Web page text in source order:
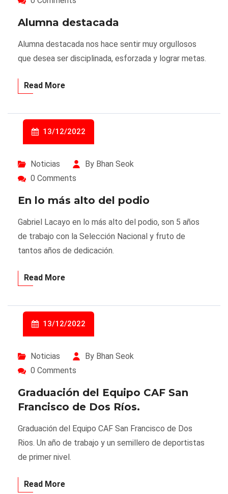
Alumna destacada
Alumna destacada nos hace sentir muy orgullosos
que desea ser disciplinada, esforzada y lograr metas.
Read More
13/12/2022
Noticias
By Bhan Seok
0 Comments
En lo más alto del podio
Gabriel Lacayo en lo más alto del podio, son 5 años
de trabajo con la Selección Nacional y fruto de
tantos años de dedicación.
Read More
13/12/2022
Noticias
By Bhan Seok
0 Comments
Graduación del Equipo CAF San
Francisco de Dos Ríos.
Graduación del Equipo CAF San Francisco de Dos
Rios. Un año de trabajo y un semillero de deportistas
de primer nivel.
Read More